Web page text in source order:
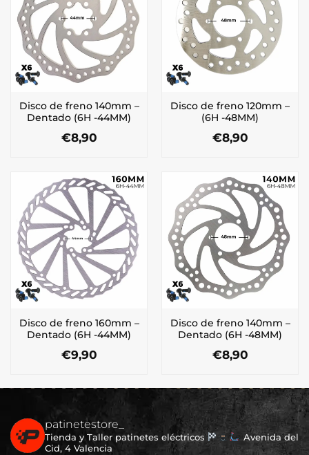
Disco de freno 140mm –
Dentado (6H -44MM)
€8,90
Disco de freno 120mm –
(6H -48MM)
€8,90
Disco de freno 160mm –
Dentado (6H -44MM)
€9,90
Disco de freno 140mm –
Dentado (6H -48MM)
€8,90
patinetestore_
Tienda y Taller patinetes eléctricos
Avenida del
Cid, 4 Valencia